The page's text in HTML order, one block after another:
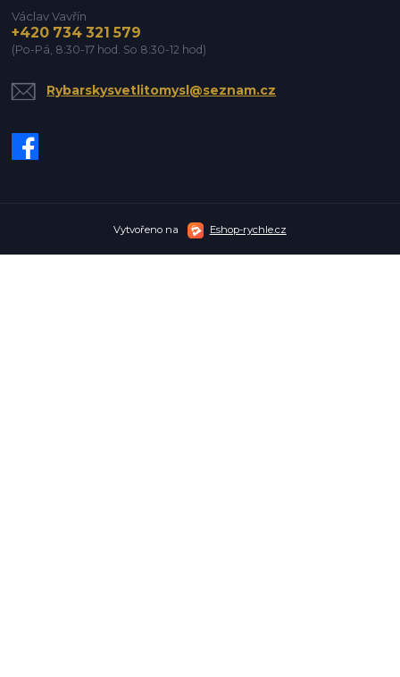
Václav Vavřín
+420 734 321 579
(Po-Pá, 8:30-17 hod. So 8:30-12 hod)
Rybarskysvetlitomysl@seznam.cz
Vytvořeno na Eshop-rychle.cz